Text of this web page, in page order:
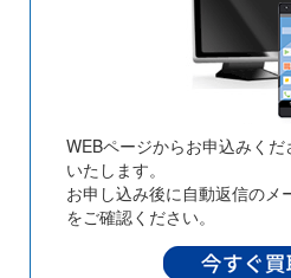
WEBページからお申込みく
いたします。
お申し込み後に自動返信のメ
をご確認ください。